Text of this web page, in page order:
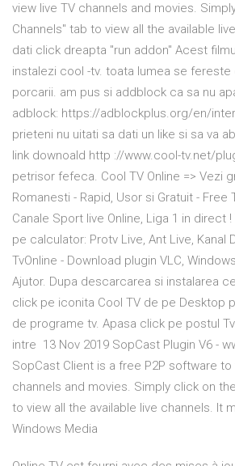
view live TV channels and movies.
Channels" tab to view all the available
dati click dreapta "run addon" Acest
instalezi cool -tv. toata lumea se fereste
porcarii. am pus si addblock ca sa nu
adblock: https://adblockplus.org/en/
prieteni nu uitati sa dati un like si sa va
link downoald http ://www.cool-tv.net/
petrisor fefeca. Cool TV Online => Vezi
Romanesti - Rapid, Usor si Gratuit - Free
Canale Sport live Online, Liga 1 in direct
pe calculator: Protv Live, Ant Live, Kanal
TvOnline - Download plugin VLC,
Ajutor. Dupa descarcarea si instalarea
click pe iconita Cool TV de pe Desktop
de programe tv. Apasa click pe postul
intre 13 Nov 2019 SopCast Plugin V6 -
SopCast Client is a free P2P software to
channels and movies. Simply click on
to view all the available live channels. It
Windows Media